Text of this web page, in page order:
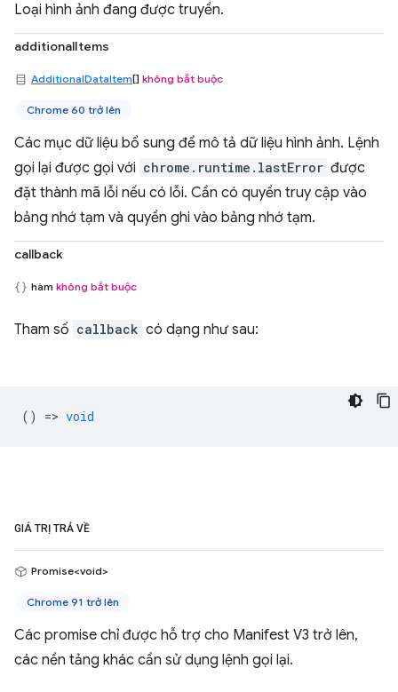
Loại hình ảnh đang được truyền.
additionalItems
AdditionalDataItem[] không bắt buộc
Chrome 60 trở lên
Các mục dữ liệu bổ sung để mô tả dữ liệu hình ảnh. Lệnh
gọi lại được gọi với chrome.runtime.lastError được
đặt thành mã lỗi nếu có lỗi. Cần có quyền truy cập vào
bảng nhớ tạm và quyền ghi vào bảng nhớ tạm.
callback
hàm không bắt buộc
Tham số callback có dạng như sau:
() => void
GIÁ TRỊ TRẢ VỀ
Promise<void>
Chrome 91 trở lên
Các promise chỉ được hỗ trợ cho Manifest V3 trở lên,
các nền tảng khác cần sử dụng lệnh gọi lại.